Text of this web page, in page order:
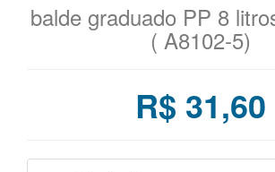
balde graduado PP 8
( A8102-5)
R$ 31,60